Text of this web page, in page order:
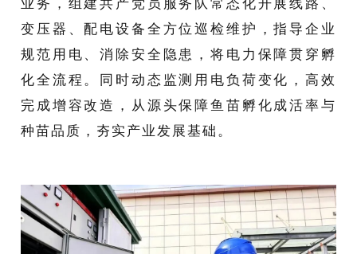
变压器、配电设备全方位巡检维护，指导企业
规范用电、消除安全隐患，将电力保障贯穿孵
化全流程。同时动态监测用电负荷变化，高效
完成增容改造，从源头保障鱼苗孵化成活率与
种苗品质，夯实产业发展基础。